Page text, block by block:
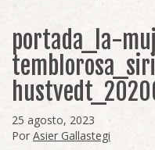
portada_la-
25 agosto, 2023
PorAsier Gallastegi